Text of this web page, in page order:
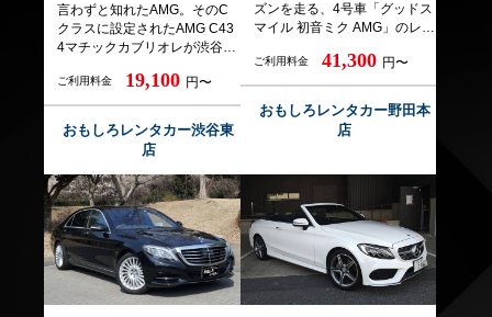
ダイレクトなATと相まって、
非常に楽しい非日常を味わえ
る車です。 また安価な貸出設
されており、それは小さな傷
に於いても支払い義務が生じ
ます 運転に慣れていない方は
勿論、普段ハイパワーな車の
運転に慣れていない方、暴走
運転を予定している方の貸し
出しをお断りしております。
またこの車両はおもしろレン
タカーでは一台しかありませ
ん。突然壊れることや前のお
客様の事故も珍しくありませ
ん。突然貸出できなくなった
す。
言わずと知れたAMG。そのC
クラスに設定されたAMG C43
4マチックカブリオレが渋谷東
V6直噴ツインターボエンジン
を、ミッションには9速オート
マチックトランスミッション
「9G-TRONIC」を搭
載
メルセデスAMGが追求する
「究極のハイパフォーマン
ス」を、オープンエアで存分
に味わってください。 ※【追
加運転者料金】 お一人あたり
2,200円/24H ※【距離制限が
あります】 6時間300kmまで 9
時間400kmまで 24時間600km
ご利用料金 19,100 円〜
おもしろレンタカー渋谷東
店
ズンを走る、4号車「グッドス
マイル 初音ミク AMG」のレプ
ルセデスAMG GTのレンタカー
です。 グッドスマイルレーシ
ング様とおもしろレンタカー
のコラボによる車両となりま
す。 車輛は一台のみですの
た、衝突させてしまったでは
困ります。フロントの見切り
が悪く運転の難しい車両で
す。普段運転に慣れていない
方は借りないほうが良いで
す。また、事故による復元に
かなり時間がかかるため、
NOCは一般のレンタカーに比
ご利用料金 41,300 円〜
おもしろレンタカー野田本
店